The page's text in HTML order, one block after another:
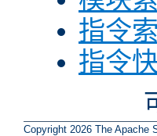
指令索
指令
Copyright 2026 The Apache